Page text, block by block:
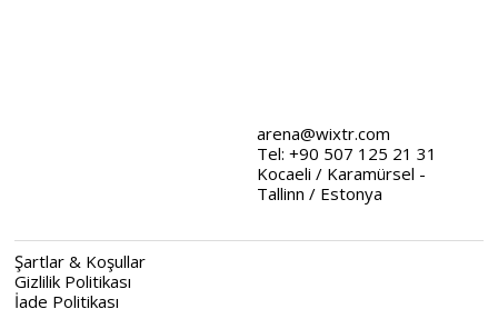
arena@wixtr.com
Tel: +90 507 125 21 31
Kocaeli / Karamürsel -
Tallinn / Estonya
Şartlar & Koşullar
Gizlilik Politikası
İade Politikası